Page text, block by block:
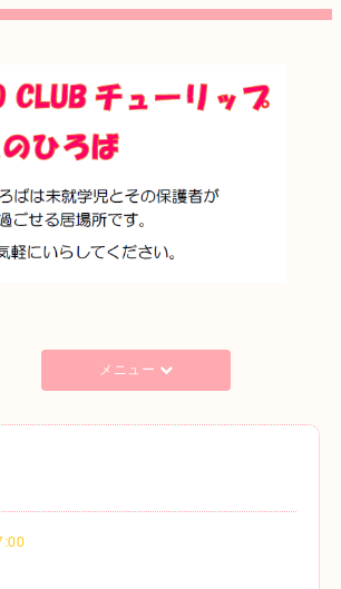
メニュー